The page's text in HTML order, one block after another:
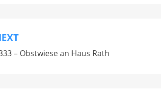
– Obstwiese an Haus Rath